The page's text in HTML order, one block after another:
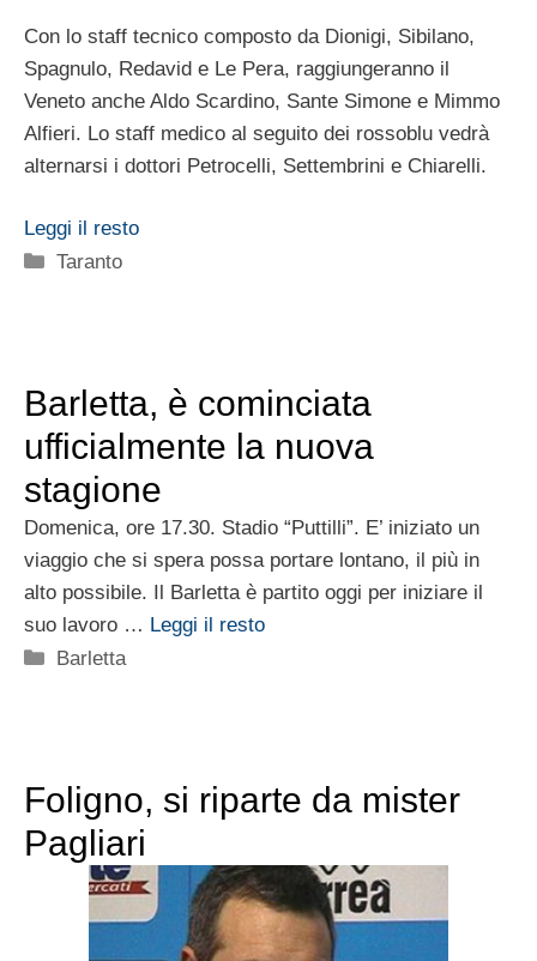
Con lo staff tecnico composto da Dionigi, Sibilano,
Spagnulo, Redavid e Le Pera, raggiungeranno il
Veneto anche Aldo Scardino, Sante Simone e Mimmo
Alfieri. Lo staff medico al seguito dei rossoblu vedrà
alternarsi i dottori Petrocelli, Settembrini e Chiarelli.
Leggi il resto
Categorie
Taranto
Barletta, è cominciata
ufficialmente la nuova
stagione
Domenica, ore 17.30. Stadio “Puttilli”. E’ iniziato un
viaggio che si spera possa portare lontano, il più in
alto possibile. Il Barletta è partito oggi per iniziare il
suo lavoro … Leggi il resto
Categorie
Barletta
Foligno, si riparte da mister
Pagliari